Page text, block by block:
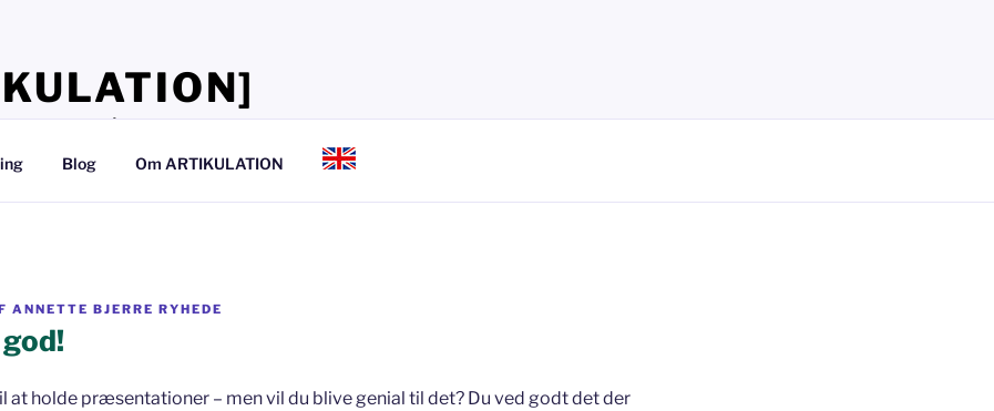
at tale så det kan mærkes
Blog Om ARTIKULATION
ANNETTE BJERRE RYHEDE
at holde præsentationer – men vil du blive genial til det? Du ved godt det der